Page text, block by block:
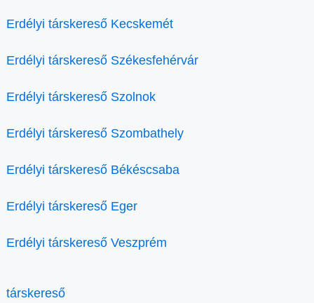
Erdélyi társkereső Kecskemét
Erdélyi társkereső Székesfehérvár
Erdélyi társkereső Szolnok
Erdélyi társkereső Szombathely
Erdélyi társkereső Békéscsaba
Erdélyi társkereső Eger
Erdélyi társkereső Veszprém
társkereső